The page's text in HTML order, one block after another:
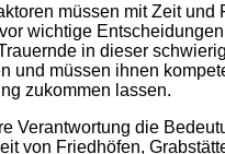
müssen mit Zeit und
wichtige
in dieser
und müssen ihnen
zukommen lassen.
Verantwortung die
von Friedhöfen,